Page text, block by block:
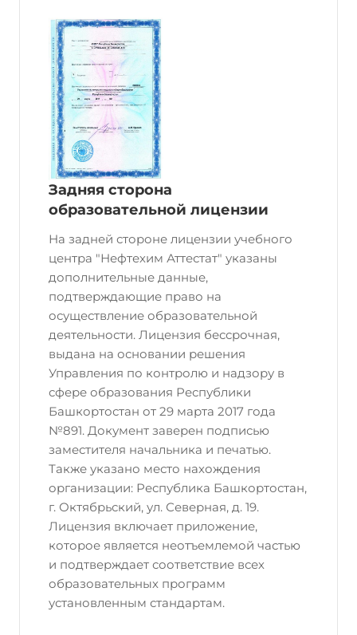
Задняя сторона
образовательной лицензии
На задней стороне лицензии учебного
центра "Нефтехим Аттестат" указаны
дополнительные данные,
подтверждающие право на
осуществление образовательной
деятельности. Лицензия бессрочная,
выдана на основании решения
Управления по контролю и надзору в
сфере образования Республики
Башкортостан от 29 марта 2017 года
№891. Документ заверен подписью
заместителя начальника и печатью.
Также указано место нахождения
организации: Республика Башкортостан,
г. Октябрьский, ул. Северная, д. 19.
Лицензия включает приложение,
которое является неотъемлемой частью
и подтверждает соответствие всех
образовательных программ
установленным стандартам.